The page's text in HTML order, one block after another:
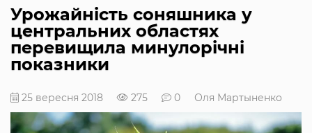
Урожайність соняшника у
центральних областях
перевищила минулорічні
показники
25 вересня 2018 275 0 Оля Мартыненко